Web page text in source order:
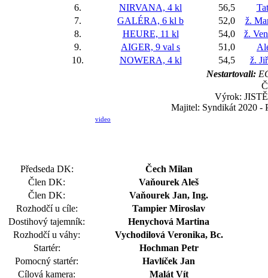
6.
NIRVANA, 4 kl 56,5
7.
GALÉRA, 6 kl b 52,0
ž.
8.
HEURE, 11 kl 54,0
ž.
9.
AIGER, 9 val s 51,0
10.
NOWERA, 4 kl 54,5
ž.
Nestartovali:
Výrok:
Majitel: Syndikát 2020 -
video
Předseda DK:
Čech Milan
Člen DK:
Vaňourek Aleš
Člen DK:
Vaňourek Jan, Ing.
Rozhodčí u cíle:
Tampier Miroslav
Dostihový tajemník:
Henychová Martina
Rozhodčí u váhy:
Vychodilová Veronika, Bc.
Startér:
Hochman Petr
Pomocný startér:
Havlíček Jan
Cílová kamera:
Malát Vít